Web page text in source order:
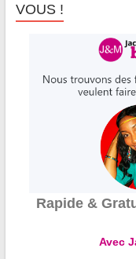
VOUS !
Rapide &
Avec